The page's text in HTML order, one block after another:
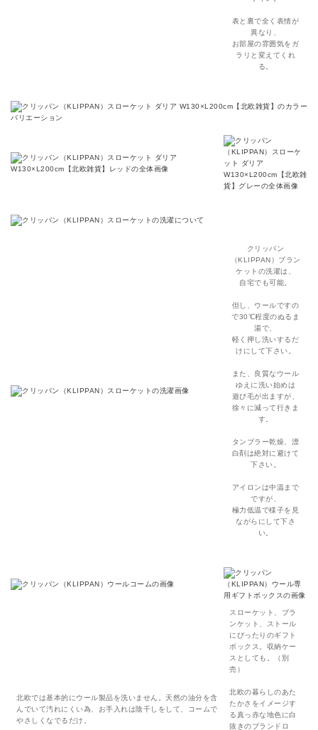
表と裏で全く表情が
異なり、
お部屋の雰囲気をガ
ラリと変えてくれ
る。
クリッパン
（KLIPPAN）ブラン
ケットの洗濯は、
自宅でも可能。
但し、ウールですの
で30℃程度のぬるま
湯で、
軽く押し洗いするだ
けにして下さい。
また、良質なウール
ゆえに洗い始めは
遊び毛が出ますが、
徐々に減って行きま
す。
タンブラー乾燥、漂
白剤は絶対に避けて
下さい。
アイロンは中温まで
ですが、
極力低温で様子を見
ながらにして下さ
い。
北欧では基本的にウール製品を洗いません。天然の油分を含
んでいて汚れにくい為、お手入れは陰干しをして、コームで
やさしくなでるだけ。
スローケット、ブラ
ンケット、ストール
にぴったりのギフト
ボックス。収納ケー
スとしても。（別
売）
北欧の暮らしのあた
たかさをイメージす
る真っ赤な地色に白
抜きのブランドロ